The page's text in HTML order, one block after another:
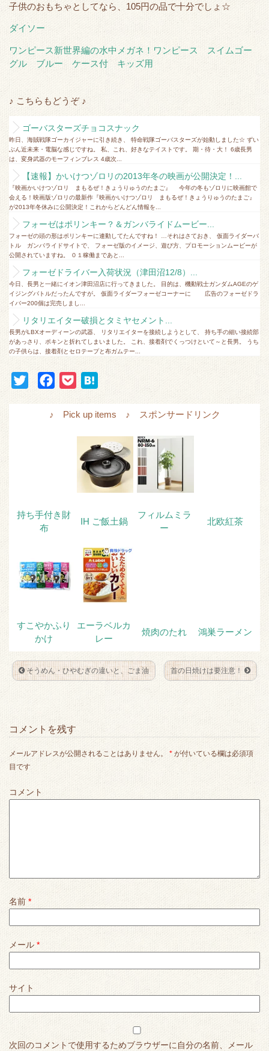
子供のおもちゃとしてなら、105円の品で十分でしょ☆
ダイソー
ワンピース新世界編の水中メガネ！ワンピース スイムゴー
グル ブルー ケース付 キッズ用
♪ こちらもどうぞ ♪
ゴーバスターズチョコスナック
昨日、海賊戦隊ゴーカイジャーに引き続き、 特命戦隊ゴーバスターズが始動しました☆ ずい
ぶん近未来・電脳な感じですね。 私、これ、好きなテイストです。 期・待・大！ 6歳長男
は、変身武器のモーフィンブレス 4歳次...
【速報】かいけつゾロリの2013年冬の映画が公開決定！...
『映画かいけつゾロリ まもるぜ！きょうりゅうのたまご』 今年の冬もゾロリに映画館で
会える！映画版ゾロリの最新作『映画かいけつゾロリ まもるぜ！きょうりゅうのたまご』
が2013年冬休みに公開決定！これからどんどん情報を...
フォーゼはポリンキー？＆ガンバライドムービー...
フォーゼの頭の形はポリンキーに連動してたんですね！ …それはさておき、 仮面ライダーバ
トル ガンバライドサイトで、 フォーゼ版のイメージ、遊び方、プロモーションムービーが
公開されていますね。 ０１稼働まであと...
フォーゼドライバー入荷状況（津田沼12/8）...
今日、長男と一緒にイオン津田沼店に行ってきました。 目的は、機動戦士ガンダムAGEのゲ
イジングバトルだったんですが。 仮面ライダーフォーゼコーナーに 広告のフォーゼドラ
イバー200個は完売しまし...
リタリエイター破損とタミヤセメント...
長男がLBXオーディーンの武器、 リタリエイターを接続しようとして、 持ち手の細い接続部
があっさり、ポキンと折れてしまいました。 これ、接着剤でくっつけといて～と長男。 うち
の子供らは、接着剤とセロテープと布ガムテー...
c
t
n
a
♪ Pick up items ♪ スポンサードリンク
持ち手付き財
布
IH ご飯土鍋
フィルムミラ
ー
北欧紅茶
すこやかふり
かけ
エーラベルカ
レー
焼肉のたれ 鴻巣ラーメン
そうめん・ひやむぎの違いと、ごま油 首の日焼けは要注意！
コメントを残す
メールアドレスが公開されることはありません。 * が付いている欄は必須項
目です
コメント
名前 *
メール *
サイト
次回のコメントで使用するためブラウザーに自分の名前、メール